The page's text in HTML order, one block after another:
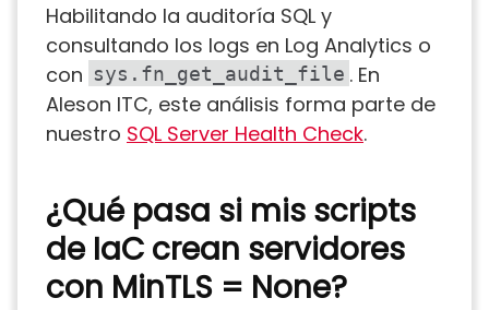
Habilitando la auditoría SQL y
consultando los logs en Log Analytics o
con sys.fn_get_audit_file . En
Aleson ITC, este análisis forma parte de
nuestro SQL Server Health Check.
¿Qué pasa si mis scripts
de IaC crean servidores
con MinTLS = None?